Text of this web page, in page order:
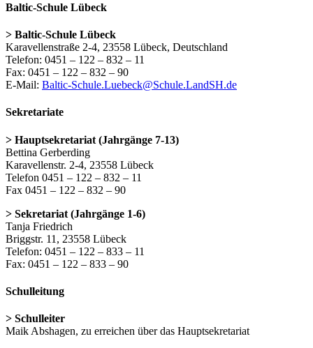
Baltic-Schule Lübeck
> Baltic-Schule Lübeck
Karavellenstraße 2-4, 23558 Lübeck, Deutschland
Telefon: 0451 – 122 – 832 – 11
Fax: 0451 – 122 – 832 – 90
E-Mail: Baltic-Schule.Luebeck@Schule.LandSH.de
Sekretariate
> Hauptsekretariat (Jahrgänge 7-13)
Bettina Gerberding
Karavellenstr. 2-4, 23558 Lübeck
Telefon 0451 – 122 – 832 – 11
Fax 0451 – 122 – 832 – 90
> Sekretariat (Jahrgänge 1-6)
Tanja Friedrich
Briggstr. 11, 23558 Lübeck
Telefon: 0451 – 122 – 833 – 11
Fax: 0451 – 122 – 833 – 90
Schulleitung
> Schulleiter
Maik Abshagen, zu erreichen über das Hauptsekretariat